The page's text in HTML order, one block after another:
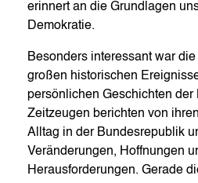
erinnert an die Grundlagen
Demokratie.
Besonders interessant war
großen historischen
persönlichen Geschichten der
Zeitzeugen berichten von
Alltag in der Bundesrepublik
Veränderungen, Hoffnungen
Herausforderungen. Gerade